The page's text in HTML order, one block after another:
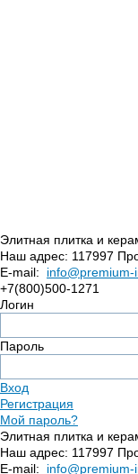
Элитная плитка и
Наш адрес: 117997
E-mail:
info@premium-
+7(800)500-1271
Логин
Пароль
Вход
Регистрация
Мой пароль?
Элитная плитка и
Наш адрес: 117997
E-mail:
info@premium-